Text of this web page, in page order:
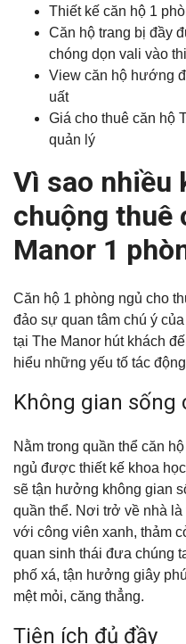
Thiết kế căn hộ 1
Căn hộ trang bị đầy
chóng dọn vali vào
View căn hộ hướng
uất
Giá cho thuê căn hộ
quản lý
Vì sao nhiều
chuộng thuê
Manor 1
Căn hộ 1 phòng ngủ cho
đảo sự quan tâm chú ý
tại The Manor hút khách
hiểu những yếu tố tác
Không gian sống
Nằm trong quần thể căn
ngủ được thiết kế khoa
sẽ tận hưởng không gian
quần thể. Nơi trở về nhà
với công viên xanh, thảm
quan sinh thái đưa chúng
phố xá, tận hưởng giây
mệt mỏi, căng thẳng.
Tiện ích đủ đầy